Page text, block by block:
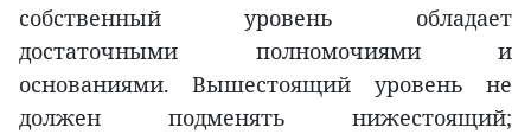
собственный уровень обладает
достаточными полномочиями и
основаниями. Вышестоящий уровень не
должен подменять нижестоящий;